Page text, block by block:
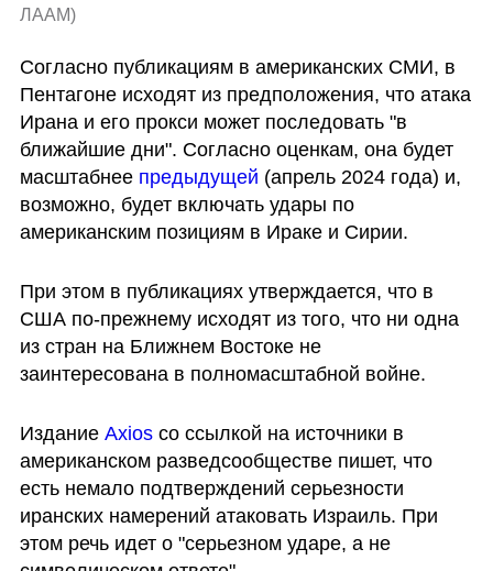
ЛААМ)
Согласно публикациям в американских СМИ, в
Пентагоне исходят из предположения, что атака
Ирана и его прокси может последовать "в
ближайшие дни". Согласно оценкам, она будет
масштабнее предыдущей (апрель 2024 года) и,
возможно, будет включать удары по
американским позициям в Ираке и Сирии.
При этом в публикациях утверждается, что в
США по-прежнему исходят из того, что ни одна
из стран на Ближнем Востоке не
заинтересована в полномасштабной войне.
Издание Axios со ссылкой на источники в
американском разведсообществе пишет, что
есть немало подтверждений серьезности
иранских намерений атаковать Израиль. При
этом речь идет о "серьезном ударе, а не